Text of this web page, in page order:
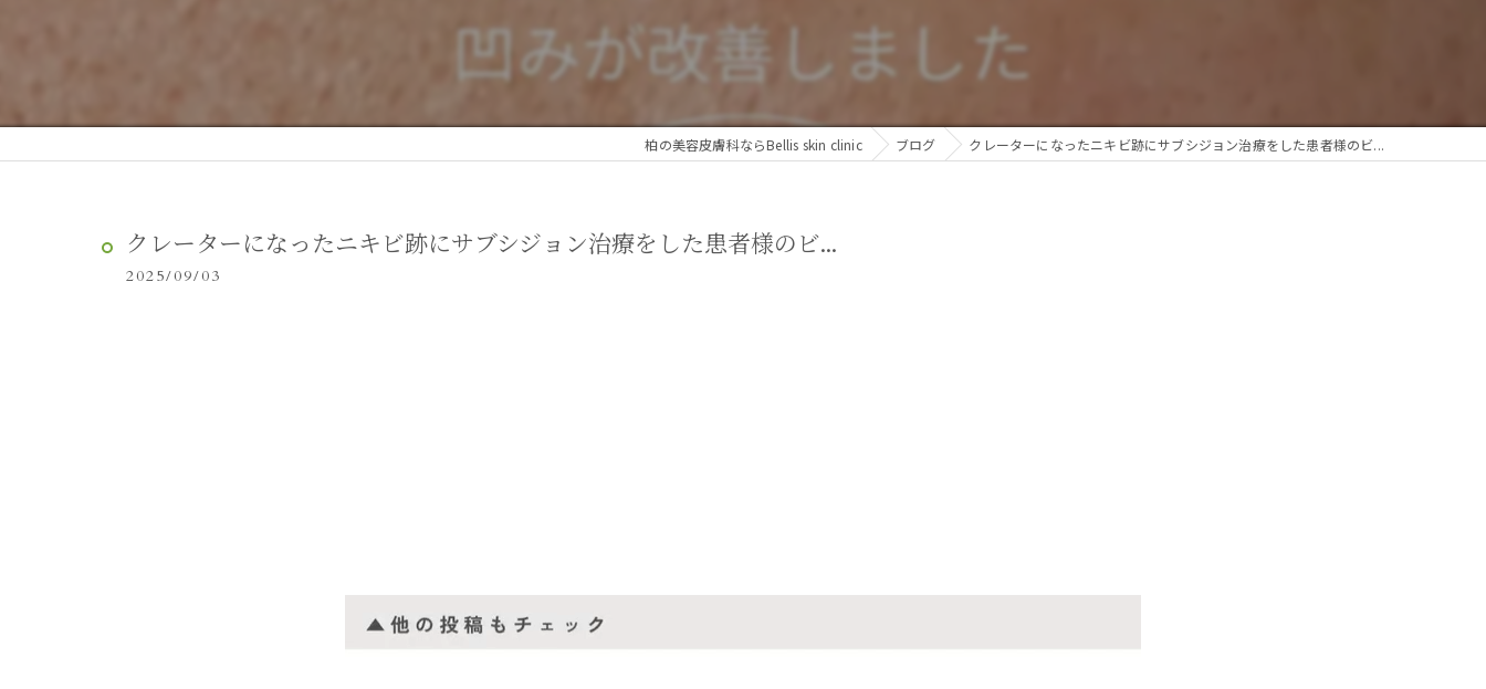
スキンケア
柏の美容皮膚科ならBellis skin clinic ブログ クレーターになったニキビ跡にサブシジョン治療をした患者様のビ...
クレーターになったニキビ跡にサブシジョン治療をした患者様のビ...
2025/09/03